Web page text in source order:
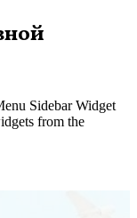
Sidebar Widget
from the